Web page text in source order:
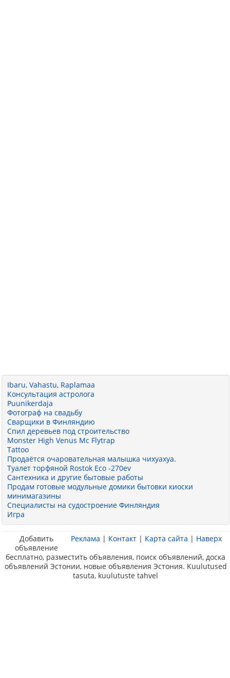
Ibaru, Vahastu, Raplamaa
Консультация астролога
Puunikerdaja
Фотограф на свадьбу
Сварщики в Финляндию
Спил деревьев под строительство
Monster High Venus Mc Flytrap
Tattoo
Продаётся очаровательная малышка чихуахуа.
Туалет торфяной Rostok Eco -270ev
Сантехника и другие бытовые работы
Продам готовые модульные домики бытовки киоски
минимагазины
Специалисты на судостроение Финляндия
Игра
Реклама | Контакт | Карта сайта | Наверх
Добавить
объявление
бесплатно, разместить объявления, поиск объявлений, доска
объявлений Эстонии, новые объявления Эстония. Kuulutused
tasuta, kuulutuste tahvel